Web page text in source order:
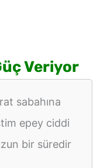
Veriyor
sabahına
epey ciddi
bir süredir